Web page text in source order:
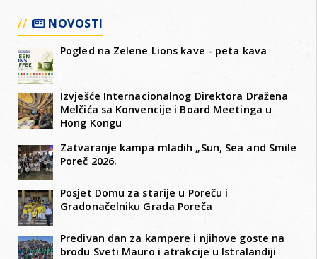
NOVOSTI
Pogled na Zelene Lions kave - peta kava
Izvješće Internacionalnog Direktora Dražena
Melčića sa Konvencije i Board Meetinga u
Hong Kongu
Zatvaranje kampa mladih „Sun, Sea and Smile
Poreč 2026.
Posjet Domu za starije u Poreču i
Gradonačelniku Grada Poreča
Predivan dan za kampere i njihove goste na
brodu Sveti Mauro i atrakcije u Istralandiji